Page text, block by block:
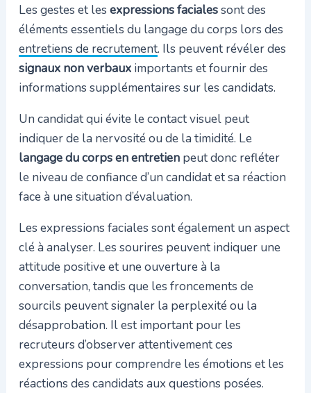
Les gestes et les expressions facialessont des
éléments essentiels du langage du corps lors des
entretiens de recrutement. Ils peuvent révéler des
signaux non verbauximportants et fournir des
informations supplémentaires sur les candidats.
Un candidat qui évite le contact visuel peut
indiquer de la nervosité ou de la timidité. Le
langage du corps en entretienpeut donc refléter
le niveau de confiance d’un candidat et sa réaction
face à une situation d’évaluation.
Les expressions faciales sont également un aspect
clé à analyser. Les sourires peuvent indiquer une
attitude positive et une ouverture à la
conversation, tandis que les froncements de
sourcils peuvent signaler la perplexité ou la
désapprobation. Il est important pour les
recruteurs d’observer attentivement ces
expressions pour comprendre les émotions et les
réactions des candidats aux questions posées.